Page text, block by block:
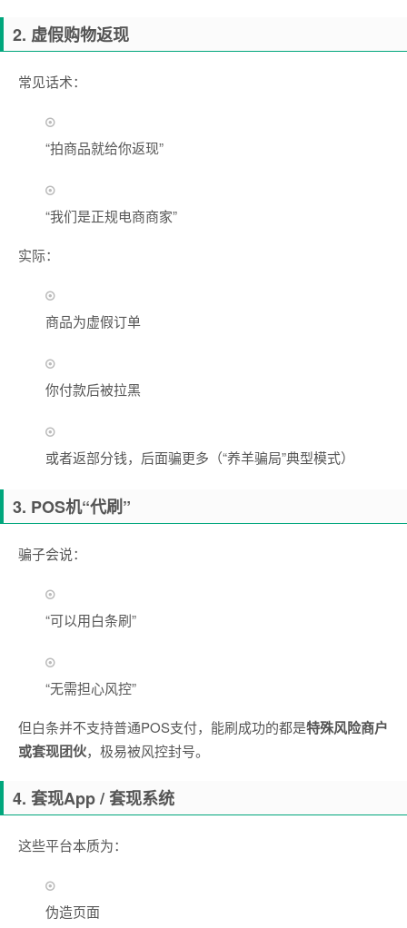
2. 虚假购物返现
常见话术：
“拍商品就给你返现”
“我们是正规电商商家”
实际：
商品为虚假订单
你付款后被拉黑
或者返部分钱，后面骗更多（“养羊骗局”典型模式）
3. POS机“代刷”
骗子会说：
“可以用白条刷”
“无需担心风控”
但白条并不支持普通POS支付，能刷成功的都是特殊风险商户
或套现团伙，极易被风控封号。
4. 套现App / 套现系统
这些平台本质为：
伪造页面